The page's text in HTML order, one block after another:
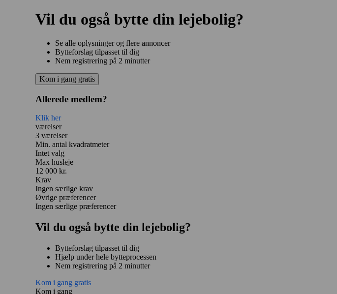
Vil du også bytte din lejebolig?
Se alle oplysninger og flere annoncer
Bytteforslag tilpasset til dig
Nem registrering på 2 minutter
Kom i gang gratis
Allerede medlem?
Klik her
værelser
3 værelser
Min. antal kvadratmeter
Intet valg
Max husleje
12 000 kr.
Krav
Ingen særlige krav
Øvrige præferencer
Ingen særlige præferencer
Vil du også bytte din lejebolig?
Bytteforslag tilpasset til dig
Hjælp under hele bytteprocessen
Nem registrering på 2 minutter
Kom i gang gratis
Kom i gang